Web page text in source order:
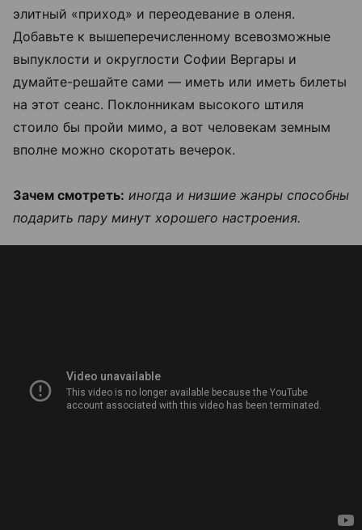
элитный «приход» и переодевание в оленя.
Добавьте к вышеперечисленному всевозможные
выпуклости и округлости Софии Вергары и
думайте-решайте сами — иметь или иметь билеты
на этот сеанс. Поклонникам высокого штиля
стоило бы пройи мимо, а вот человекам земным
вполне можно скоротать вечерок.
Зачем смотреть: иногда и низшие жанры способны
подарить пару минут хорошего настроения.